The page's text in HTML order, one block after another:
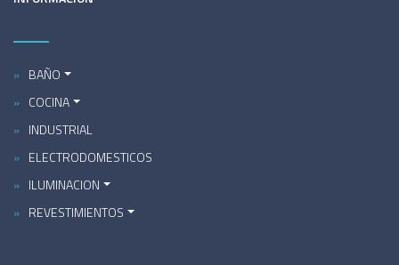
BAÑO
COCINA
INDUSTRIAL
ELECTRODOMESTICOS
ILUMINACION
REVESTIMIENTOS